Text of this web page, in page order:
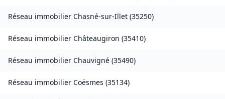
Réseau immobilier Chasné-sur-Illet (35250)
Réseau immobilier Châteaugiron (35410)
Réseau immobilier Chauvigné (35490)
Réseau immobilier Coësmes (35134)